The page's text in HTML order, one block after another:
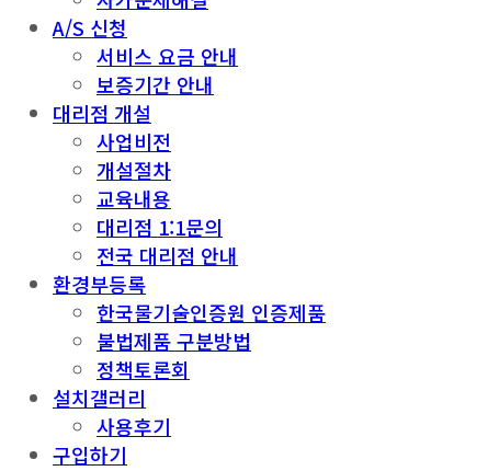
A/S 신청
서비스 요금 안내
보증기간 안내
대리점 개설
사업비전
개설절차
교육내용
대리점 1:1문의
전국 대리점 안내
환경부등록
한국물기술인증원 인증제품
불법제품 구분방법
정책토론회
설치갤러리
사용후기
구입하기